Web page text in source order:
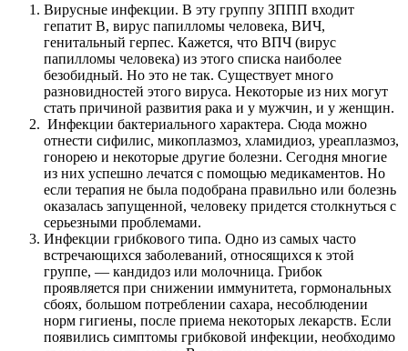
Вирусные инфекции. В эту группу ЗППП входит
гепатит B, вирус папилломы человека, ВИЧ,
генитальный герпес. Кажется, что ВПЧ (вирус
папилломы человека) из этого списка наиболее
безобидный. Но это не так. Существует много
разновидностей этого вируса. Некоторые из них могут
стать причиной развития рака и у мужчин, и у женщин.
Инфекции бактериального характера. Сюда можно
отнести сифилис, микоплазмоз, хламидиоз, уреаплазмоз,
гонорею и некоторые другие болезни. Сегодня многие
из них успешно лечатся с помощью медикаментов. Но
если терапия не была подобрана правильно или болезнь
оказалась запущенной, человеку придется столкнуться с
серьезными проблемами.
Инфекции грибкового типа. Одно из самых часто
встречающихся заболеваний, относящихся к этой
группе, — кандидоз или молочница. Грибок
проявляется при снижении иммунитета, гормональных
сбоях, большом потреблении сахара, несоблюдении
норм гигиены, после приема некоторых лекарств. Если
появились симптомы грибковой инфекции, необходимо